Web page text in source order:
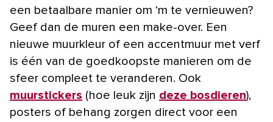
een betaalbare manier om ‘m te vernieuwen?
Geef dan de muren een make-over. Een
nieuwe muurkleur of een accentmuur met verf
is één van de goedkoopste manieren om de
sfeer compleet te veranderen. Ook
muurstickers (hoe leuk zijn deze bosdieren),
posters of behang zorgen direct voor een